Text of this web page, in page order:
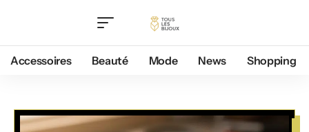
Accessoires Beauté Mode News Shopping